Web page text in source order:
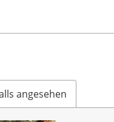
angesehen